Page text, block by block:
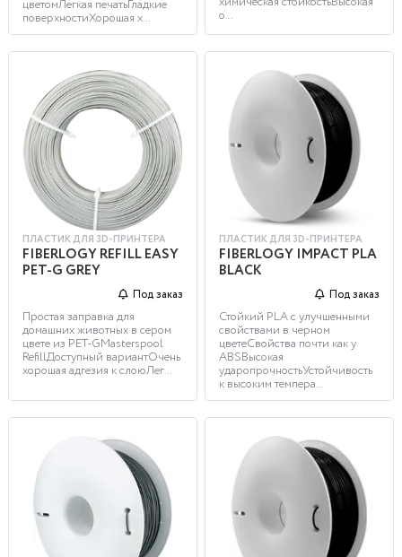
цветомЛегкая печатьГладкие
поверхностиХорошая х... о...
ПЛАСТИК ДЛЯ 3D-ПРИНТЕРА
FIBERLOGY REFILL EASY
PET-G GREY
Под заказ
Простая заправка для
домашних животных в сером
цвете из PET-GMasterspool
RefillДоступный вариантОчень
хорошая адгезия к слоюЛег...
ПЛАСТИК ДЛЯ 3D-ПРИНТЕРА
FIBERLOGY IMPACT PLA
BLACK
Под заказ
Стойкий PLA с улучшенными
свойствами в черном
цветеСвойства почти как у
ABSВысокая
ударопрочностьУстойчивость
к высоким темпера...